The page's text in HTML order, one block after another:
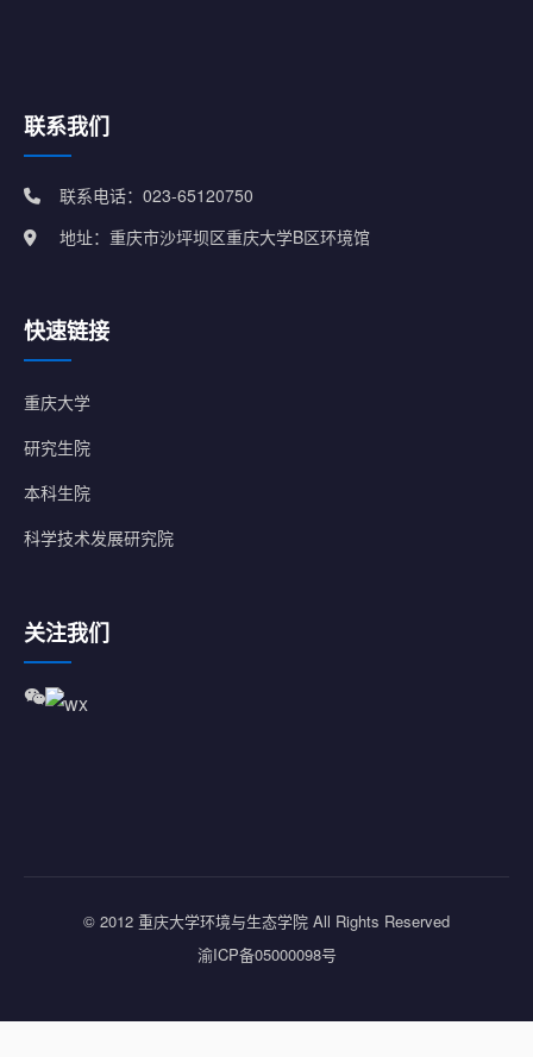
联系我们
联系电话：023-65120750
地址：重庆市沙坪坝区重庆大学B区环境馆
快速链接
重庆大学
研究生院
本科生院
科学技术发展研究院
关注我们
© 2012 重庆大学环境与生态学院 All Rights Reserved
渝ICP备05000098号